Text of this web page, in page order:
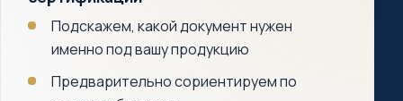
Подскажем, какой документ нужен
именно под вашу продукцию
Предварительно сориентируем по